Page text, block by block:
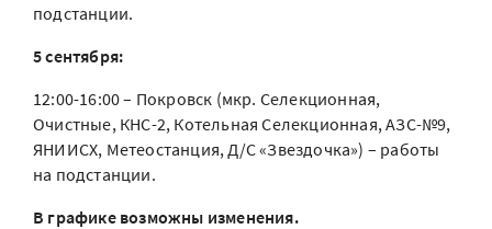
подстанции.
5 сентября:
12:00-16:00 – Покровск (мкр. Селекционная,
Очистные, КНС-2, Котельная Селекционная, АЗС-№9,
ЯНИИСХ, Метеостанция, Д/С «Звездочка») – работы
на подстанции.
В графике возможны изменения.